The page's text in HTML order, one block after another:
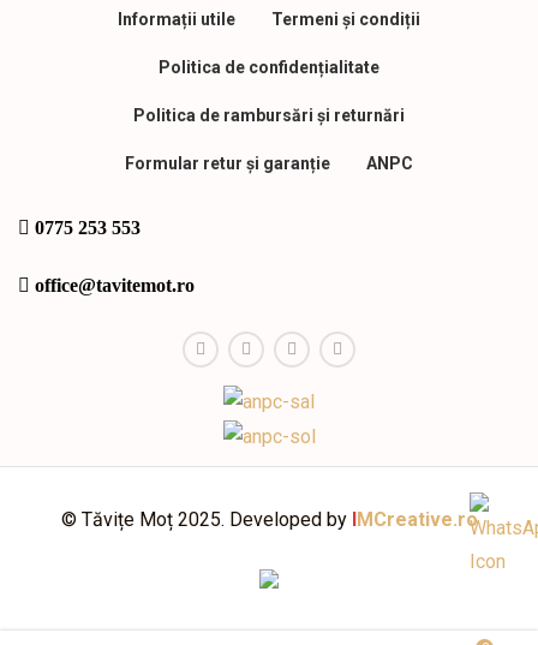
Informații utile Termeni și condiții
Politica de confidențialitate
Politica de rambursări și returnări
Formular retur și garanție ANPC
0775 253 553
office@tavitemot.ro
© Tăvițe Moț 2025. Developed by IMCreative.ro